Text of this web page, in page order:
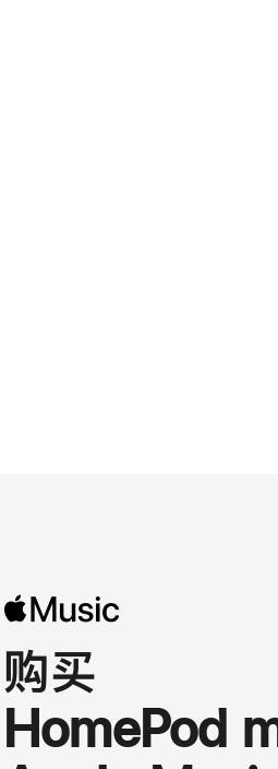
购买
HomePod